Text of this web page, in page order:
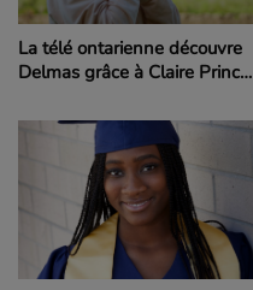
La télé ontarienne découvre
Delmas grâce à Claire Prince,